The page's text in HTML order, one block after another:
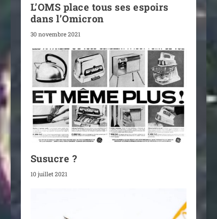
L’OMS place tous ses espoirs
dans l’Omicron
30 novembre 2021
Susucre ?
10 juillet 2021